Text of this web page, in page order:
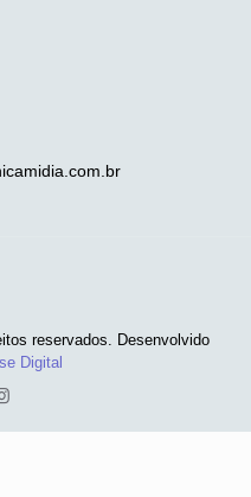
reservados. Desenvolvido
Digital